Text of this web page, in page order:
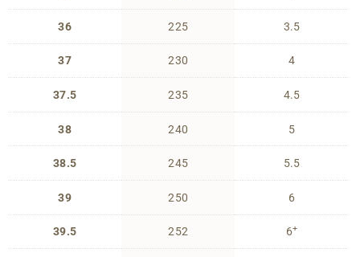
36
37
37.5
38
38.5
39
39.5
225
230
235
240
245
250
252
3.5
4
4.5
5
5.5
6
6+